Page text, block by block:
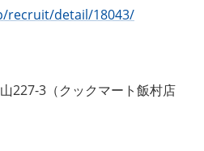
recruit/detail/18043/
227-3（クックマート飯村店